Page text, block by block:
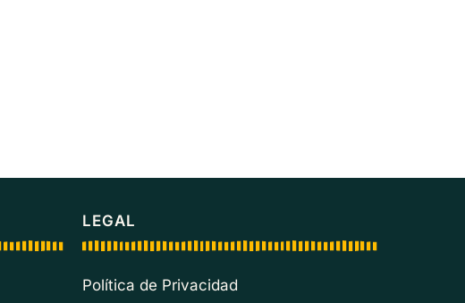
LEGAL
Política de Privacidad